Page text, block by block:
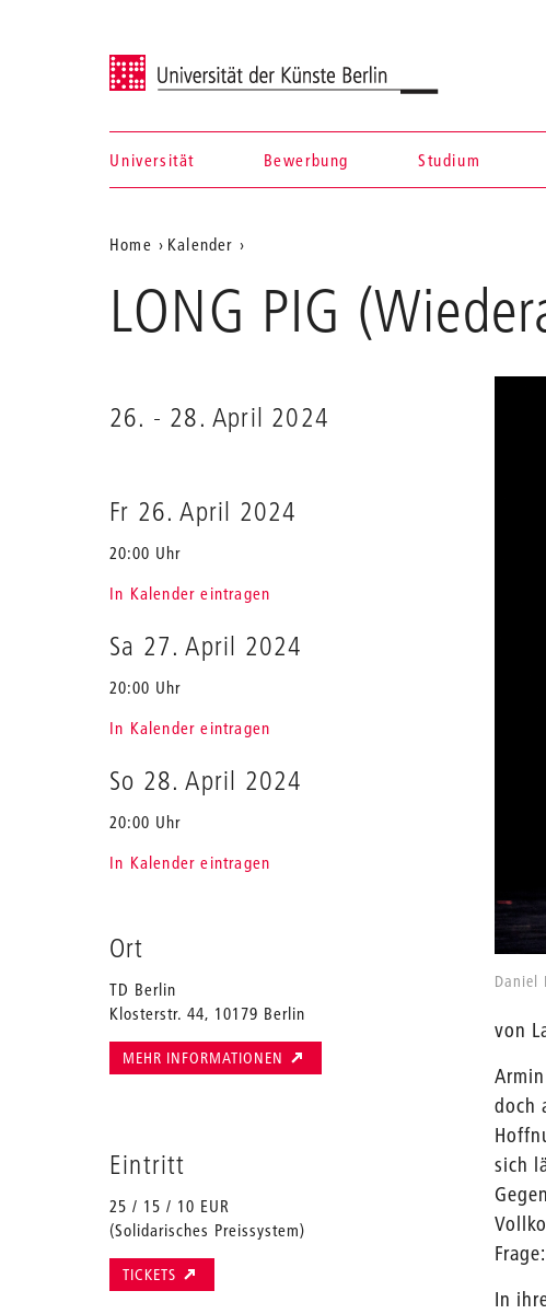
Universität der Künste Berlin
Navigation &
Suche
Universität Bewerbung Studium
Aktuelle
Position
auf
Home
Kalender
PIG
(Wiederaufnahme)
LONG PIG
26. - 28. April 2024
Fr 26. April 2024
20:00 Uhr
In Kalender eintragen
Sa 27. April 2024
20:00 Uhr
In Kalender eintragen
So 28. April 2024
20:00 Uhr
In Kalender eintragen
Ort
TD Berlin
Klosterstr. 44, 10179 Berlin
MEHR INFORMATIONEN
Eintritt
25 / 15 / 10 EUR
(Solidarisches Preissystem)
TICKETS
Daniel
von
doch
sich
In